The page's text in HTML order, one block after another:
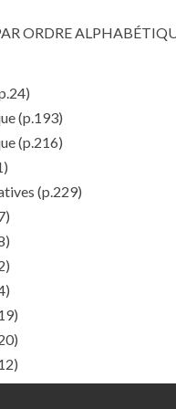
ORDRE
(p.193)
(p.216)
(p.229)